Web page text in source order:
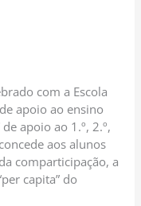
com a Escola
apoio ao ensino
apoio ao 1.º, 2.º,
aos alunos
comparticipação, a
capita” do